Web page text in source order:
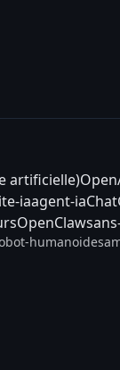
artificielle)
iaagent-ia
OpenClaw
humanoide